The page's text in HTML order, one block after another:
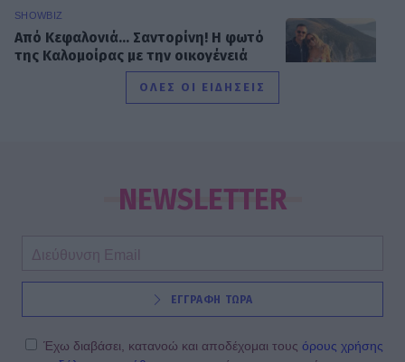
SHOWBIZ
Από Κεφαλονιά... Σαντορίνη! Η φωτό
της Καλομοίρας με την οικογένειά
- Πώς η Αγγελική Ηλιάδη είδε τον
Χριστό και έζησε το θαύμα
SHOWBIZ
Ξέσπασε η Ναταλί Κάκκαβα: «Πόσο
ΟΛΕΣ ΟΙ ΕΙΔΗΣΕΙΣ
NEWSLETTER
ΕΓΓΡΑΦΗ ΤΩΡΑ
Έχω διαβάσει, κατανοώ και αποδέχομαι τους όρους χρήσης